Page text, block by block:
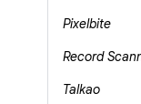
Pixelbite
Record
Talkao